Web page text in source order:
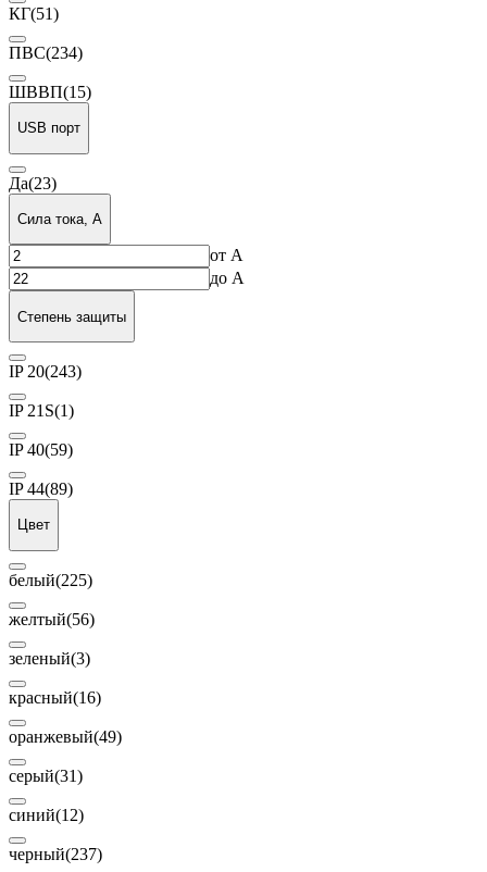
КГ(51)
ПВС(234)
ШВВП(15)
USB порт
Да(23)
Сила тока, А
от А
до А
Степень защиты
IP 20(243)
IP 21S(1)
IP 40(59)
IP 44(89)
Цвет
белый(225)
желтый(56)
зеленый(3)
красный(16)
оранжевый(49)
серый(31)
синий(12)
черный(237)